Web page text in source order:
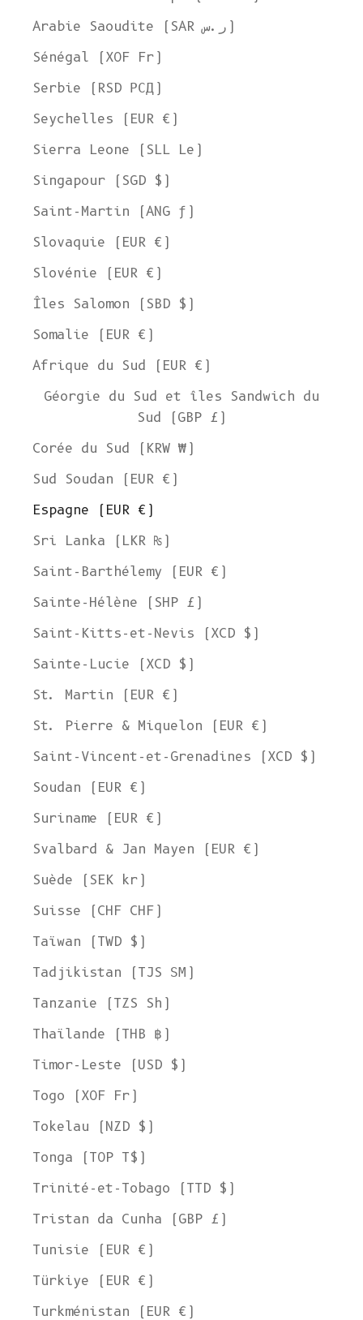
Arabie Saoudite (SAR ر.س)
Sénégal (XOF Fr)
Serbie (RSD РСД)
Seychelles (EUR €)
Sierra Leone (SLL Le)
Singapour (SGD $)
Saint-Martin (ANG ƒ)
Slovaquie (EUR €)
Slovénie (EUR €)
Îles Salomon (SBD $)
Somalie (EUR €)
Afrique du Sud (EUR €)
Géorgie du Sud et îles Sandwich du
Sud (GBP £)
Corée du Sud (KRW ₩)
Sud Soudan (EUR €)
Espagne (EUR €)
Sri Lanka (LKR ₨)
Saint-Barthélemy (EUR €)
Sainte-Hélène (SHP £)
Saint-Kitts-et-Nevis (XCD $)
Sainte-Lucie (XCD $)
St. Martin (EUR €)
St. Pierre & Miquelon (EUR €)
Saint-Vincent-et-Grenadines (XCD $)
Soudan (EUR €)
Suriname (EUR €)
Svalbard & Jan Mayen (EUR €)
Suède (SEK kr)
Suisse (CHF CHF)
Taïwan (TWD $)
Tadjikistan (TJS ЅМ)
Tanzanie (TZS Sh)
Thaïlande (THB ฿)
Timor-Leste (USD $)
Togo (XOF Fr)
Tokelau (NZD $)
Tonga (TOP T$)
Trinité-et-Tobago (TTD $)
Tristan da Cunha (GBP £)
Tunisie (EUR €)
Türkiye (EUR €)
Turkménistan (EUR €)